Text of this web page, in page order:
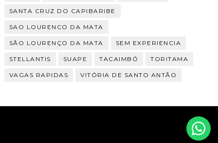
SANTA CRUZ DO CAPIBARIBE
SAO LOURENCO DA MATA
SÃO LOURENÇO DA MATA SEM EXPERIENCIA
STELLANTIS SUAPE TACAIMBÓ TORITAMA
VAGAS RAPIDAS VITÓRIA DE SANTO ANTÃO